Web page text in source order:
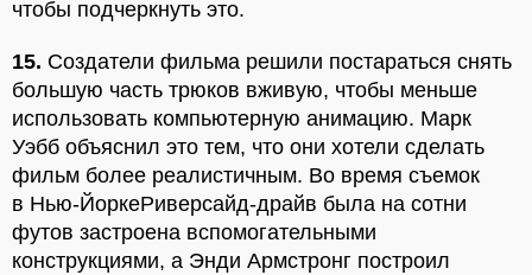
чтобы подчеркнуть это.
15. Создатели фильма решили постараться снять
большую часть трюков вживую, чтобы меньше
использовать компьютерную анимацию. Марк
Уэбб объяснил это тем, что они хотели сделать
фильм более реалистичным. Во время съемок
в Нью-ЙоркеРиверсайд-драйв была на сотни
футов застроена вспомогательными
конструкциями, а Энди Армстронг построил